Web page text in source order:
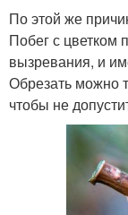
По этой же
Побег с цветком
вызревания, и
Обрезать можно
чтобы не